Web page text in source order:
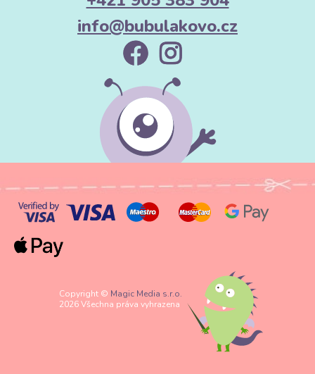
info@bubulakovo.cz
Copyright © Magic Media s.r.o.
2026 Všechna práva vyhrazena